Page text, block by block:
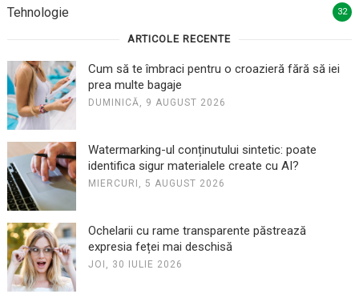
Tehnologie 32
ARTICOLE RECENTE
Cum să te îmbraci pentru o croazieră fără să iei
prea multe bagaje
DUMINICĂ, 9 AUGUST 2026
Watermarking-ul conținutului sintetic: poate
identifica sigur materialele create cu AI?
MIERCURI, 5 AUGUST 2026
Ochelarii cu rame transparente păstrează
expresia feței mai deschisă
JOI, 30 IULIE 2026